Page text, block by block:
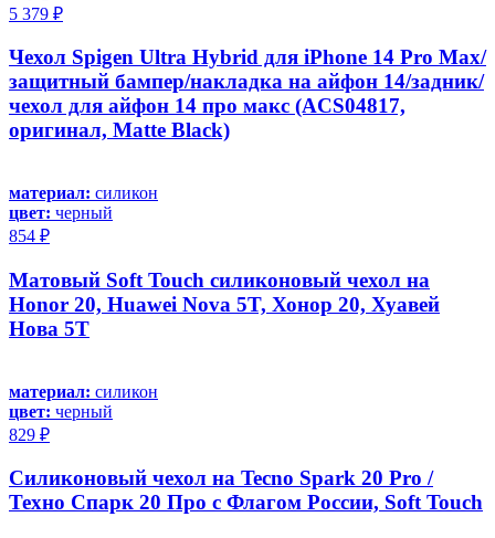
5 379 ₽
Чехол Spigen Ultra Hybrid для iPhone 14 Pro Max/
защитный бампер/накладка на айфон 14/задник/
чехол для айфон 14 про макс (ACS04817,
оригинал, Matte Black)
материал: силикон
цвет: черный
854 ₽
Матовый Soft Touch силиконовый чехол на
Honor 20, Huawei Nova 5T, Хонор 20, Хуавей
Нова 5Т
материал: силикон
цвет: черный
829 ₽
Силиконовый чехол на Tecno Spark 20 Pro /
Техно Спарк 20 Про с Флагом России, Soft Touch